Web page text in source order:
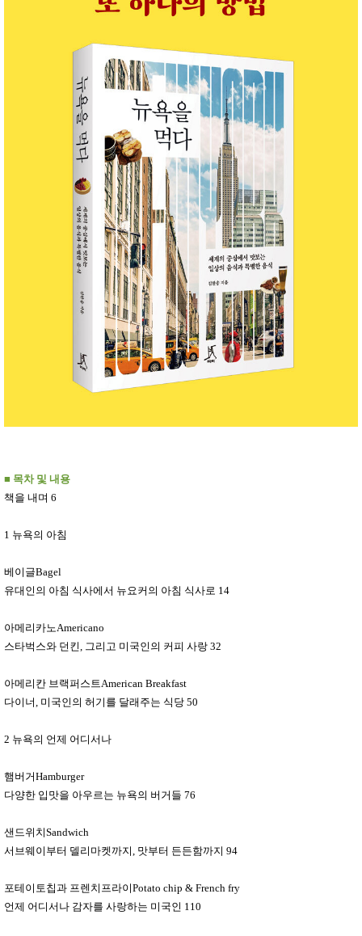
■ 목차 및 내용
책을 내며 6
1 뉴욕의 아침
베이글Bagel
유대인의 아침 식사에서 뉴요커의 아침 식사로 14
아메리카노 Americano
스타벅스와 던킨
그리고 미국인의 커피 사랑 32
아메리칸 브랙퍼스트 American Breakfast
다이너 미국인의 허기를 달래주는 식당 50
2 뉴욕의 언제 어디서나
햄버거Hamburger
다양한 입맛을 아우르는 뉴욕의 버거들 76
샌드위치Sandwich
서브웨이부터 델리마켓까지 맛부터 든든함까지 94
포테이토칩과 프렌치프라이Potato chip & French fry
언제 어디서나 감자를 사랑하는 미국인 110